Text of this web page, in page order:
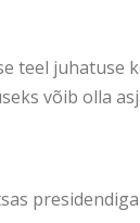
teel
võib olla